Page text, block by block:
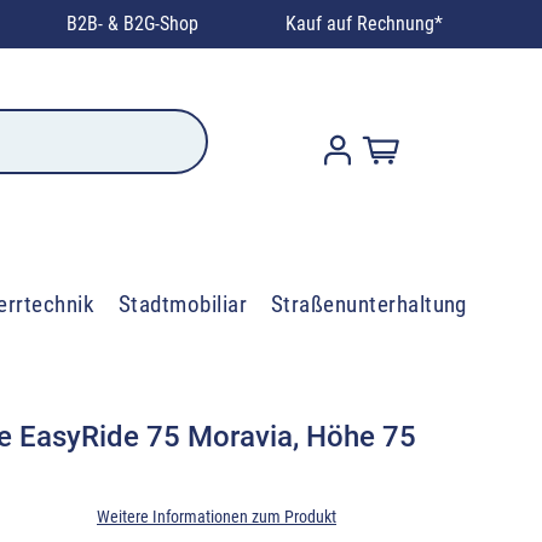
B2B- & B2G-Shop Kauf auf Rechnung*
Stadtmobiliar Straßenunterhaltung
EasyRide 75 Moravia, Höhe 75
Weitere Informationen zum Produkt